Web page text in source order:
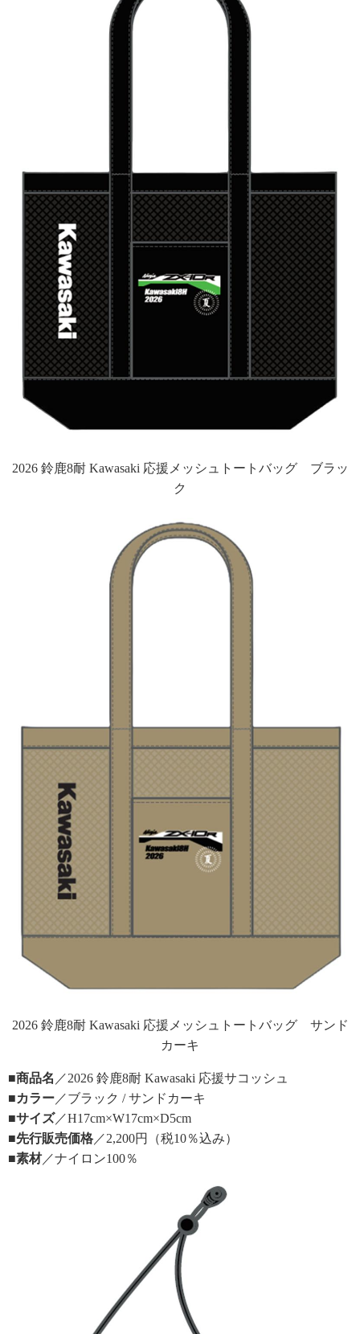
2026 鈴鹿8耐 Kawasaki 応援メッシュトートバッグ ブラッ
ク
2026 鈴鹿8耐 Kawasaki 応援メッシュトートバッグ サンド
カーキ
■商品名 ／2026 鈴鹿8耐 Kawasaki 応援サコッシュ
■カラー ／ブラック / サンドカーキ
■サイズ／H17cm×W17cm×D5cm
■先行販売価格 ／2,200円（税10％込み）
■素材／ナイロン100％